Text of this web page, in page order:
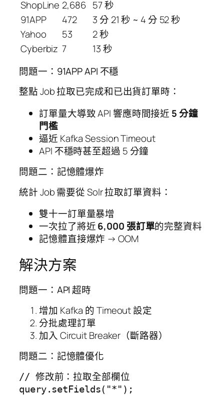
ShopLine 2,686 57 秒
91APP
472
3 分 21 秒 ~ 4 分 52 秒
Yahoo
53
2 秒
Cyberbiz 7
13 秒
問題一：91APP API 不穩
整點 Job 拉取已完成和已出貨訂單時：
訂單量大導致 API 響應時間接近 5 分鐘
門檻
逼近 Kafka Session Timeout
API 不穩時甚至超過 5 分鐘
問題二：記憶體爆炸
統計 Job 需要從 Solr 拉取訂單資料：
雙十一訂單量暴增
一次拉了將近6,000 張訂單的完整資料
記憶體直接爆炸 → OOM
解決方案
問題一：API 超時
增加 Kafka 的 Timeout 設定
分批處理訂單
加入 Circuit Breaker（斷路器）
問題二：記憶體優化
// 修改前：拉取全部欄位
query.setFields("*");